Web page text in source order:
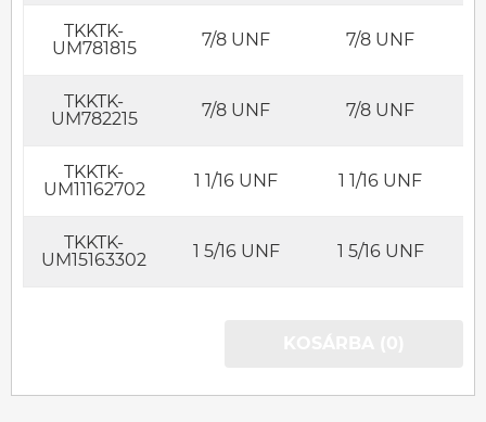
TKKTK-
UM781815
7/8 UNF 7/8 UNF
TKKTK-
UM782215
7/8 UNF 7/8 UNF
TKKTK-
UM11162702
1 1/16 UNF 1 1/16 UNF
TKKTK-
UM15163302
1 5/16 UNF 1 5/16 UNF